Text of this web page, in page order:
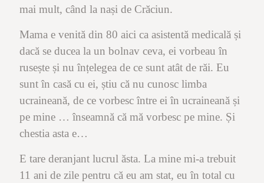
mai mult, când la nași de Crăciun.
Mama e venită din 80 aici ca asistentă medicală și
dacă se ducea la un bolnav ceva, ei vorbeau în
rusește și nu înțelegea de ce sunt atât de răi. Eu
sunt în casă cu ei, știu că nu cunosc limba
ucraineană, de ce vorbesc între ei în ucraineană și
pe mine … înseamnă că mă vorbesc pe mine. Și
chestia asta e…
E tare deranjant lucrul ăsta. La mine mi-a trebuit
11 ani de zile pentru că eu am stat, eu în total cu